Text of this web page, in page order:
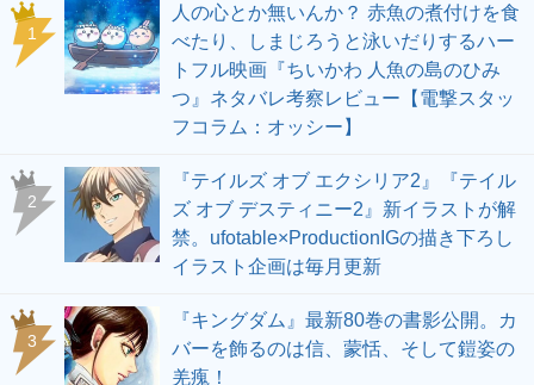
1
人の心とか無いんか？ 赤魚の煮付けを食
べたり、しまじろうと泳いだりするハー
トフル映画『ちいかわ 人魚の島のひみ
つ』ネタバレ考察レビュー【電撃スタッ
フコラム：オッシー】
2
『テイルズ オブ エクシリア2』『テイル
ズ オブ デスティニー2』新イラストが解
禁。ufotable×ProductionIGの描き下ろし
イラスト企画は毎月更新
3
『キングダム』最新80巻の書影公開。カ
バーを飾るのは信、蒙恬、そして鎧姿の
羌瘣！